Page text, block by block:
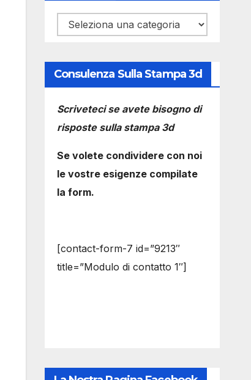
Categorie
Consulenza Sulla Stampa 3d
Scriveteci se avete bisogno di
risposte sulla stampa 3d
Se volete condividere con noi
le vostre esigenze compilate
la form.
[contact-form-7 id=”9213″
title=”Modulo di contatto 1″]